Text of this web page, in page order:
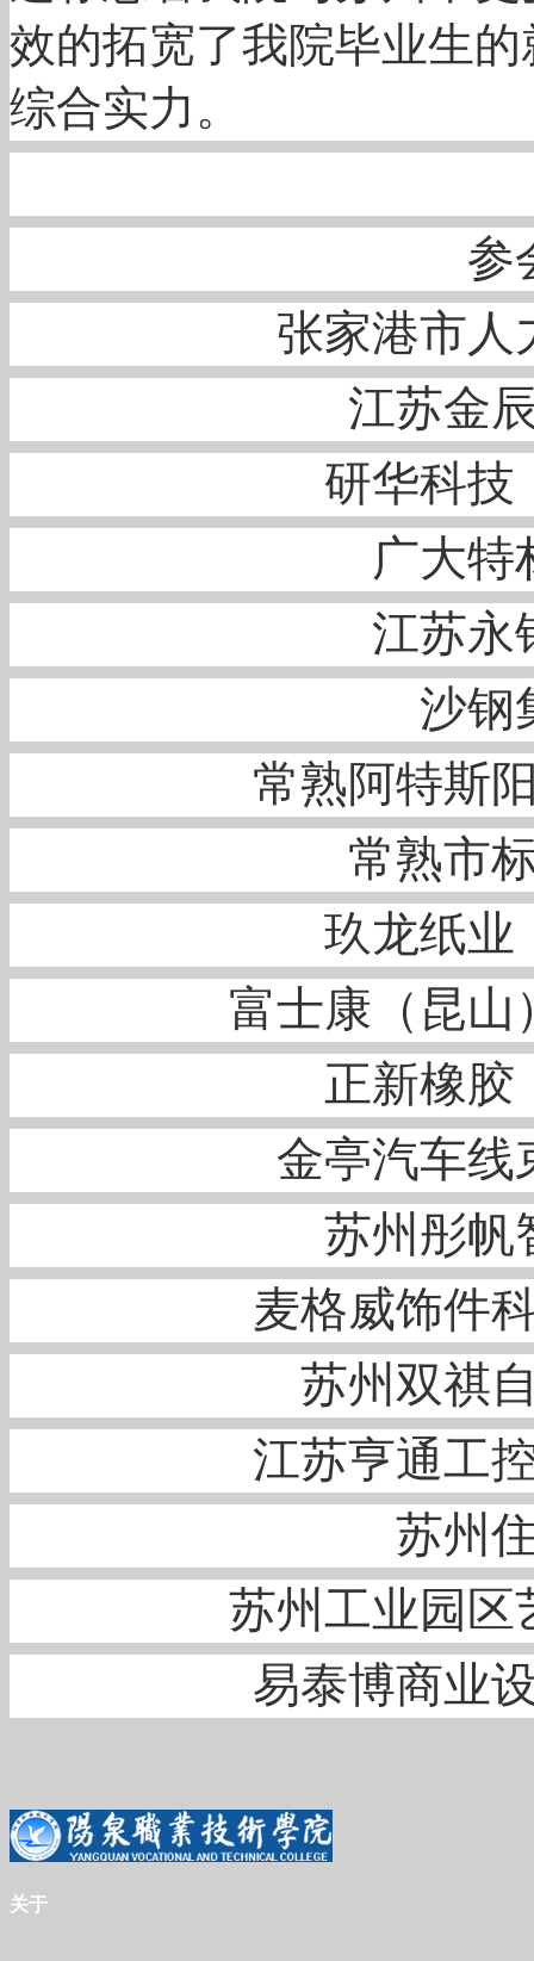
效的拓宽了我院毕业生
综合实力。
参
张家港市人
江苏金
研华科技
广大特
江苏永
沙钢
常熟阿特斯
常熟市
玖龙纸业
富士康（昆山
正新橡胶
金亭汽车线
苏州彤帆
麦格威饰件
苏州双祺
江苏亨通工
苏州
苏州工业园区
易泰博商业
关于